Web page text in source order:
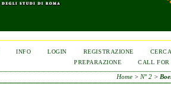
INFO LOGIN REGISTRAZIONE
PREPARAZIONE
CALL FOR
Home > N° 2 >